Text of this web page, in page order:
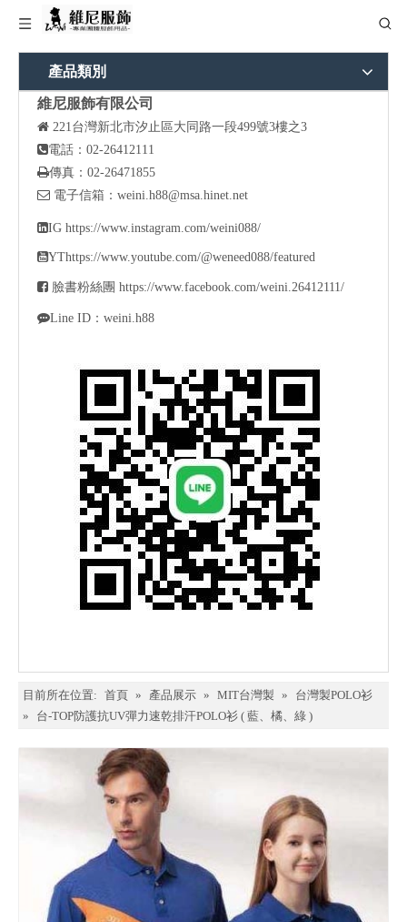
產品類別
維尼服飾有限公司
 221台灣新北市汐止區大同路一段499號3樓之3
電話：02-26412111
傳真：02-26471855
 電子信箱： weini.h88@msa.hinet.net
IG https://www.instagram.com/weini088/
YThttps://www.youtube.com/@weneed088/featured
 臉書粉絲團 https://www.facebook.com/weini.26412111/
Line ID：weini.h88
目前所在位置: 首頁 » 產品展示 » MIT台灣製 »
台灣製POLO衫
»
台-TOP防護抗UV彈力速乾排汗POLO衫 ( 藍、橘、綠 )